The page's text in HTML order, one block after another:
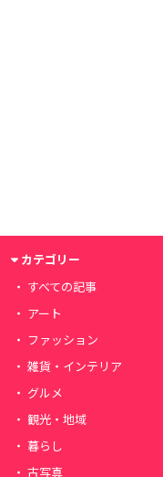
カテゴリー
すべての記事
アート
ファッション
雑貨・インテリア
グルメ
観光・地域
暮らし
古写真